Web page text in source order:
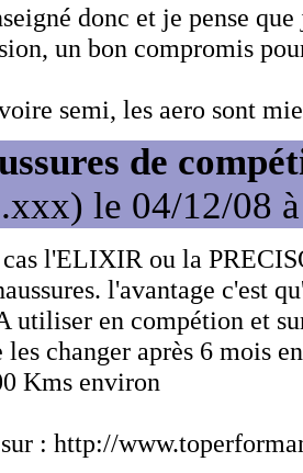
donc et je pense
un bon compromis
semi, les aero sont
de
le 04/12/08
cas l'ELIXIR ou la
l'avantage c'est
utiliser en compétion et
changer après 6 mois
Kms environ
: http://